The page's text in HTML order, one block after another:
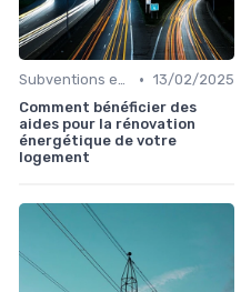
Subventions et Aides Financières • 13/02/2025
Comment bénéficier des
aides pour la rénovation
énergétique de votre
logement